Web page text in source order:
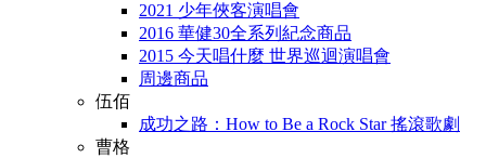
2021 少年俠客演唱會
2016 華健30全系列紀念商品
2015 今天唱什麼 世界巡迴演唱會
周邊商品
伍佰
成功之路：How to Be a Rock Star 搖滾歌劇
曹格